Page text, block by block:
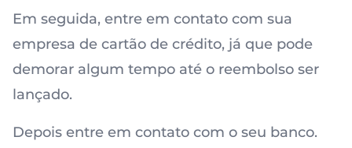
Em seguida, entre em contato com sua
empresa de cartão de crédito, já que pode
demorar algum tempo até o reembolso ser
lançado.
Depois entre em contato com o seu banco.